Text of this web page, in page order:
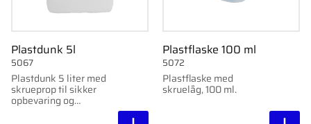
Plastdunk 5l
Plastdunk 5 liter med
skrueprop til sikker
opbevaring og
5067
Plastflaske 100 ml
Plastflaske med
skruelåg, 100 ml.
5072